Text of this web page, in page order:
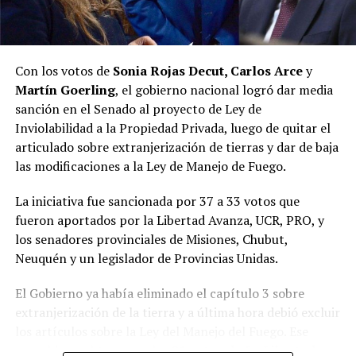
en la política misionera, perdió la capacidad de
interpretar lo que la sociedad estaba demandando, y hay
Pastori sostuvo que “la Renovación caducó de un día
para el otro” y que Encuentro Misionero, el sello con el
que Rovira reemplazó al Partido de la Concordia Social,
“duró dos meses”; y que “en esa obligación de volver a
generar una política buena, que interprete a la gente y
que Viene, que busca la reelección del gobernador
Passalacqua en 2027.
Volver a los 17
El nuevo bloque, bautizado Por lo que viene, al que
Con los votos de Sonia Rojas Decut, Carlos Arcey
Martín Goerling, el gobierno nacional logró dar media
sanción en el Senado al proyecto de Ley de
Inviolabilidad a la Propiedad Privada, luego de quitar el
articulado sobre extranjerización de tierras y dar de baja
las modificaciones a la Ley de Manejo de Fuego.
La iniciativa fue sancionada por 37 a 33 votos que
fueron aportados por la Libertad Avanza, UCR, PRO, y
los senadores provinciales de Misiones, Chubut,
Neuquén y un legislador de Provincias Unidas.
El Gobierno ya había eliminado el capítulo 3 sobre
extranjerización de la tierra y a última hora debió excluir
respaldo se obtuvo con los21 votos de La Libertad